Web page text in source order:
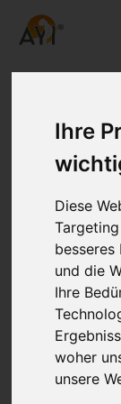
Ihre
Diese
und die
Ihre
woher
unsere
Author
Dr. Ronald
AYI Expert